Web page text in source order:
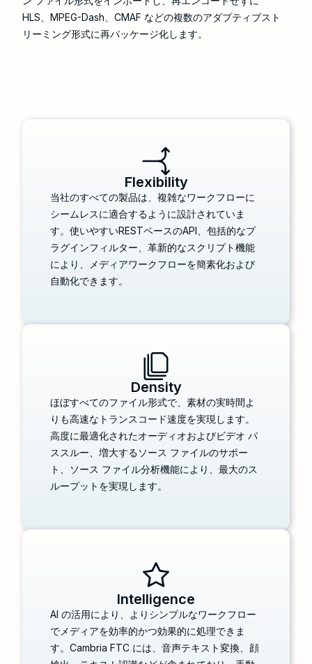
HLS、MPEG-Dash、CMAF などの複数のアダプティブスト
リーミング形式に再パッケージ化します。
Flexibility
当社のすべての製品は、複雑なワークフローに
シームレスに適合するように設計されていま
す。使いやすいRESTベースのAPI、包括的なプ
ラグインフィルター、革新的なスクリプト機能
により、メディアワークフローを簡素化および
自動化できます。
Density
ほぼすべてのファイル形式で、素材の実時間よ
りも高速なトランスコード速度を実現します。
高度に最適化されたオーディオおよびビデオ パ
ススルー、増大するソース ファイルのサポー
ト、ソース ファイル分析機能により、最大のス
ループットを実現します。
Intelligence
AI の活用により、よりシンプルなワークフロー
でメディアを効率的かつ効果的に処理できま
す。Cambria FTC には、音声テキスト変換、顔